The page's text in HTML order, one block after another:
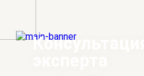
Консультация